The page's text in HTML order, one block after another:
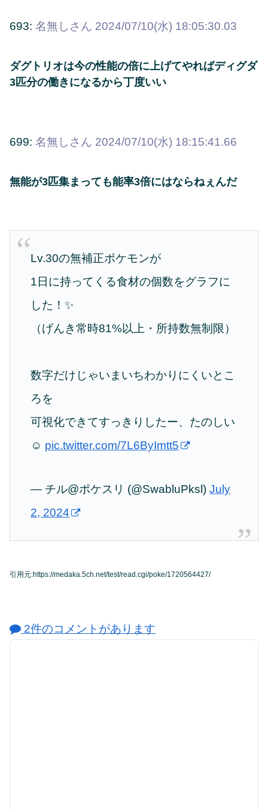
693: 名無しさん 2024/07/10(水) 18:05:30.03
ダグトリオは今の性能の倍に上げてやればディグダ
3匹分の働きになるから丁度いい
699: 名無しさん 2024/07/10(水) 18:15:41.66
無能が3匹集まっても能率3倍にはならねぇんだ
Lv.30の無補正ポケモンが
1日に持ってくる食材の個数をグラフに
した！✨
（げんき常時81%以上・所持数無制限）
数字だけじゃいまいちわかりにくいとこ
ろを
可視化できてすっきりしたー、たのしい
☺️ pic.twitter.com/7L6ByImtt5
— チル@ポケスリ (@SwabluPksl)July
2, 2024
引用元:https://medaka.5ch.net/test/read.cgi/poke/1720564427/
2件のコメントがあります